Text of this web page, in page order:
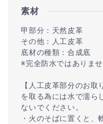
素材
甲部分：天然皮革
その他：人工皮革
底材の種類：合成底
※完全防水ではありませ
【人工皮革部分のお
を取る為には水で濡ら
ないでください。
・火のそばに置くと、